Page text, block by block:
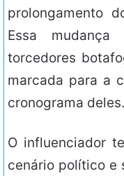
prolongamento
Essa
torcedores
marcada para a
cronograma deles.
O influenciador
cenário político e